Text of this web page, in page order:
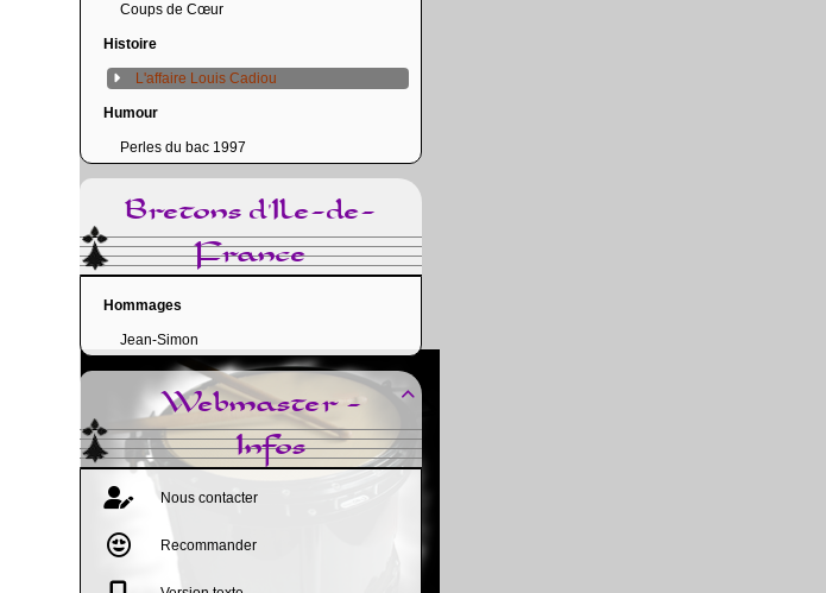
Coups de Cœur
Histoire
L'affaire Louis Cadiou
Humour
Perles du bac 1997
Bretons d'Ile-de-
France
Hommages
Jean-Simon

Webmaster -
Infos
Nous contacter
Recommander